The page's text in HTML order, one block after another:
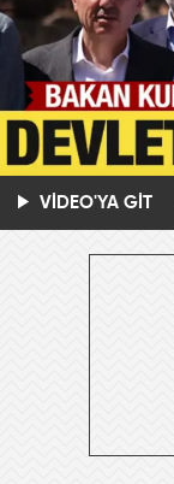
VİDEO'YA GİT